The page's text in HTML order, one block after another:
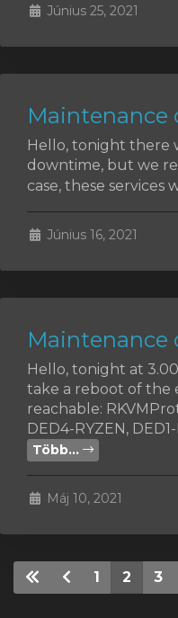
Június 25, 2021
Maintenance
Hello, tonight there
downtime, but we
case, these services
Június 16, 2021
Maintenance
Hello, tonight at
take a reboot of the
reachable:
DED4-RYZEN,
Több...
Máj 10, 2021
1 2 3